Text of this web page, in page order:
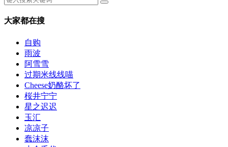
大家都在搜
自购
雨波
阿雪雪
过期米线线喵
Cheese奶酪坏了
桜井宁宁
星之迟迟
玉汇
凉凉子
蠢沫沫